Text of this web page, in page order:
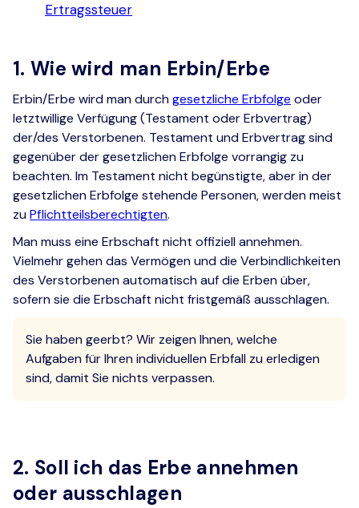
Ertragssteuer
1. Wie wird man Erbin/Erbe
Erbin/Erbe wird man durchgesetzliche Erbfolge oder
letztwillige Verfügung (Testament oder Erbvertrag)
der/des Verstorbenen. Testament und Erbvertrag sind
gegenüber der gesetzlichen Erbfolge vorrangig zu
beachten. Im Testament nicht begünstigte, aber in der
gesetzlichen Erbfolge stehende Personen, werden meist
zuPflichtteilsberechtigten.
Man muss eine Erbschaft nicht offiziell annehmen.
Vielmehr gehen das Vermögen und die Verbindlichkeiten
des Verstorbenen automatisch auf die Erben über,
sofern sie die Erbschaft nicht fristgemäß ausschlagen.
Sie haben geerbt? Wir zeigen Ihnen, welche
Aufgaben für Ihren individuellen Erbfall zu erledigen
sind, damit Sie nichts verpassen.
2. Soll ich das Erbe annehmen
oder ausschlagen